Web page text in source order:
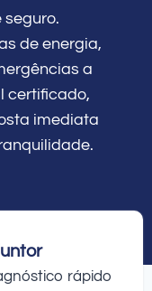
de energia,
a
certificado,
imediata
rápido